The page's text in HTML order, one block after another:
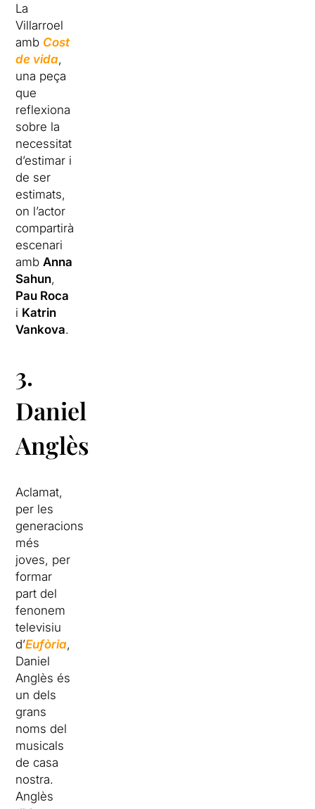
La
Villarroel
amb Cost
de vida,
una peça
que
reflexiona
sobre la
necessitat
d’estimar i
de ser
estimats,
on l’actor
compartirà
escenari
ambAnna
Sahun,
Pau Roca
i Katrin
Vankova.
3.
Daniel
Anglès
Aclamat,
per les
generacions
més
joves, per
formar
part del
fenonem
televisiu
d’Eufòria,
Daniel
Anglès és
un dels
grans
noms del
musicals
de casa
nostra.
Anglès